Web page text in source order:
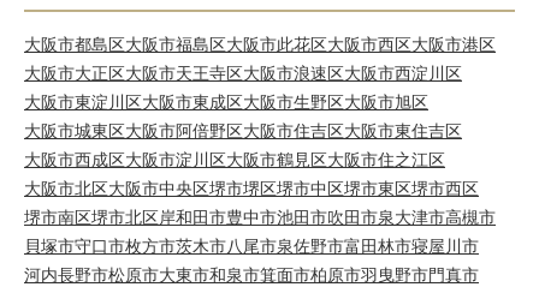
大阪市都島区大阪市福島区大阪市此花区大阪市西区大阪市港区
大阪市大正区大阪市天王寺区大阪市浪速区大阪市西淀川区
大阪市東淀川区大阪市東成区大阪市生野区大阪市旭区
大阪市城東区大阪市阿倍野区大阪市住吉区大阪市東住吉区
大阪市西成区大阪市淀川区大阪市鶴見区大阪市住之江区
大阪市北区大阪市中央区堺市堺区堺市中区堺市東区堺市西区
堺市南区堺市北区岸和田市豊中市池田市吹田市泉大津市高槻市
貝塚市守口市枚方市茨木市八尾市泉佐野市富田林市寝屋川市
河内長野市松原市大東市和泉市箕面市柏原市羽曳野市門真市